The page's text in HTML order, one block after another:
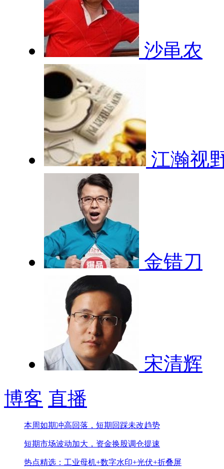
沙黾农
江瀚视
金错刀
宋清辉
博客 直播
本周如期冲高回落，短期回踩未改趋势
短期市场波动加大，资金换股调仓提速
热点精选：工业母机+数字水印+光伏+折叠屏